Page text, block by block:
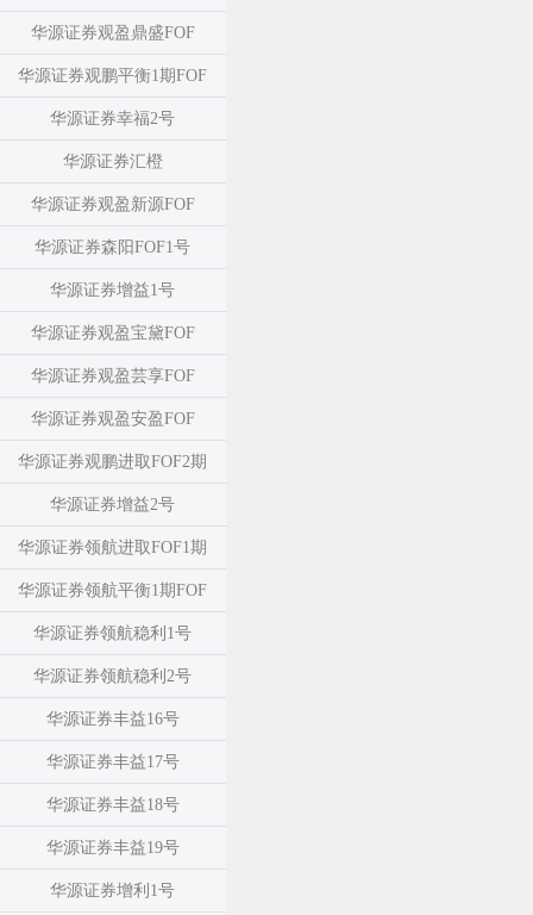
华源证券观盈鼎盛FOF
华源证券观鹏平衡1期FOF
华源证券幸福2号
华源证券汇橙
华源证券观盈新源FOF
华源证券森阳FOF1号
华源证券增益1号
华源证券观盈宝黛FOF
华源证券观盈芸享FOF
华源证券观盈安盈FOF
华源证券观鹏进取FOF2期
华源证券增益2号
华源证券领航进取FOF1期
华源证券领航平衡1期FOF
华源证券领航稳利1号
华源证券领航稳利2号
华源证券丰益16号
华源证券丰益17号
华源证券丰益18号
华源证券丰益19号
华源证券增利1号